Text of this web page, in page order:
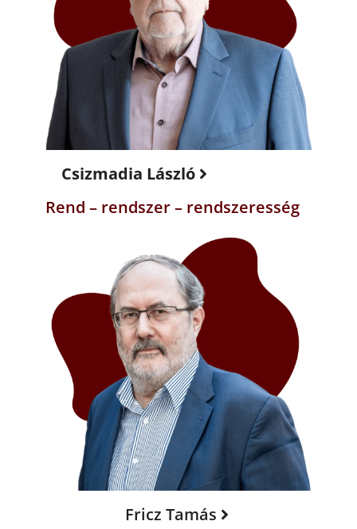
Csizmadia László
Rend – rendszer – rendszeresség
Fricz Tamás